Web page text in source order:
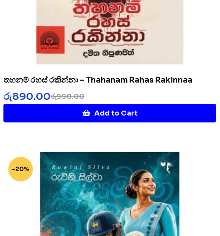
තහනම් රහස් රකින්නා – Thahanam Rahas Rakinnaa
රු990.00
රු890.00
Add to Cart
-20%